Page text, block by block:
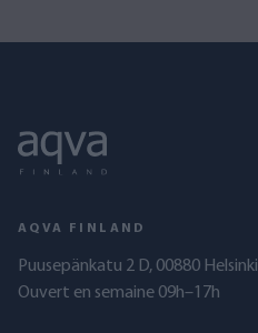
AQVA FINLAND
Puusepänkatu 2 D, 00880 Helsinki
Ouvert en semaine 09h–17h